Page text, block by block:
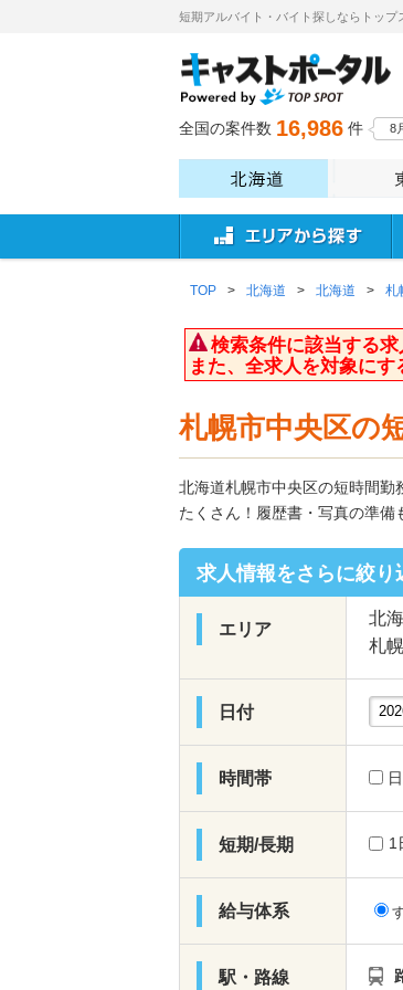
短期アルバイト・バイト探しならトッ
全国の案件数 16,986 件 8
TOP > 北海道 > 北海道 > 札
検索条件に該当する
また、全求人を対象に
札幌市中央区の
北海道札幌市中央区の短時間
たくさん！履歴書・写真の準備
求人情報をさらに絞り
エリア
北
札
日付
時間帯
短期/長期 1
給与体系
駅・路線